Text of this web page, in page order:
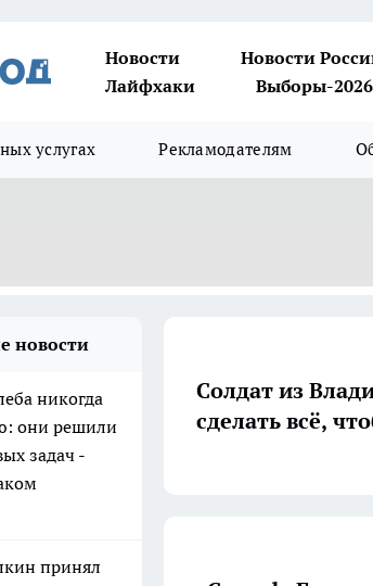
Новости Новости
Лайфхаки
Выборы-2026
услугах Рекламодателям
новости
никогда
они решили
задач -
принял
Солдат из
сделать всё,